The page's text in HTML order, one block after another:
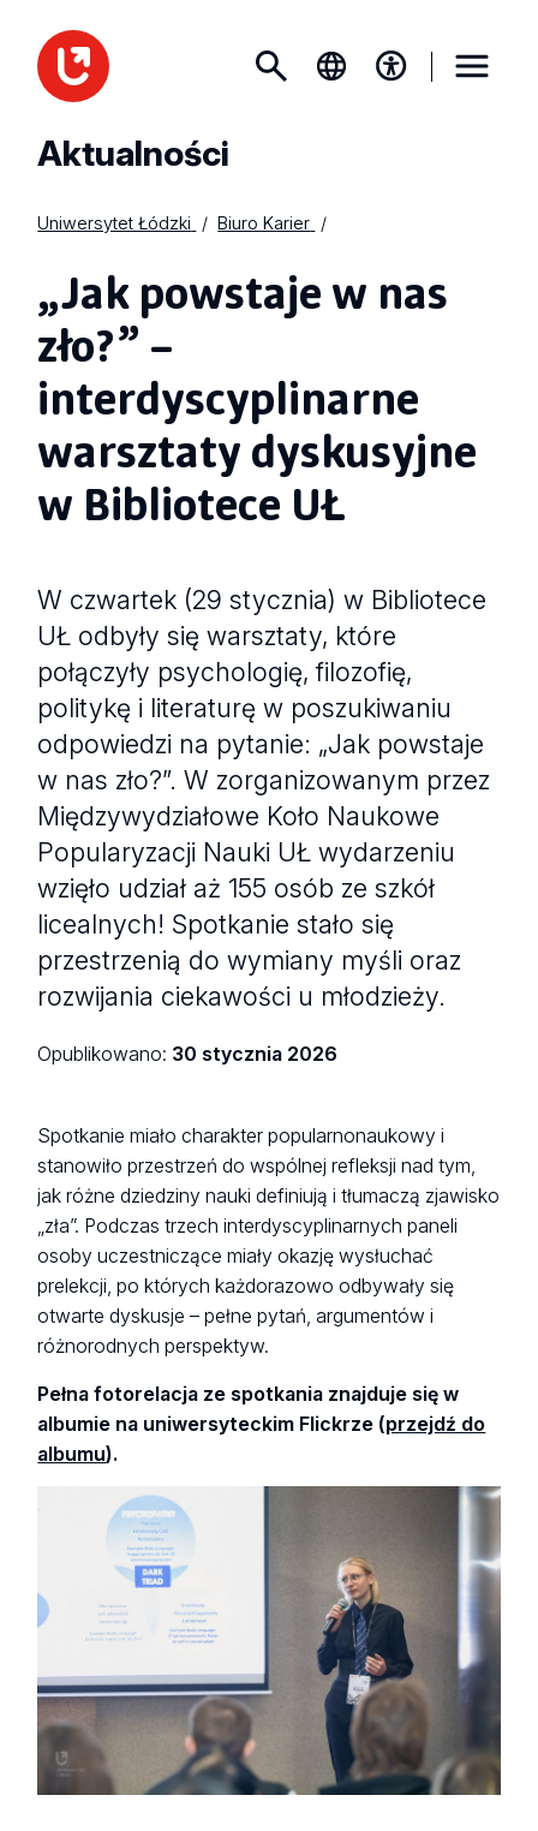
Aktualności
Uniwersytet Łódzki Biuro Karier
„Jak powstaje w nas
zło?” –
interdyscyplinarne
warsztaty dyskusyjne
w Bibliotece UŁ
W czwartek (29 stycznia) w Bibliotece
UŁ odbyły się warsztaty, które
połączyły psychologię, filozofię,
politykę i literaturę w poszukiwaniu
odpowiedzi na pytanie: „Jak powstaje
w nas zło?”. W zorganizowanym przez
Międzywydziałowe Koło Naukowe
Popularyzacji Nauki UŁ wydarzeniu
wzięło udział aż 155 osób ze szkół
licealnych! Spotkanie stało się
przestrzenią do wymiany myśli oraz
rozwijania ciekawości u młodzieży.
Opublikowano: 30 stycznia 2026
Spotkanie miało charakter popularnonaukowy i
stanowiło przestrzeń do wspólnej refleksji nad tym,
jak różne dziedziny nauki definiują i tłumaczą zjawisko
„zła”. Podczas trzech interdyscyplinarnych paneli
osoby uczestniczące miały okazję wysłuchać
prelekcji, po których każdorazowo odbywały się
otwarte dyskusje – pełne pytań, argumentów i
różnorodnych perspektyw.
Pełna fotorelacja ze spotkania znajduje się w
albumie na uniwersyteckim Flickrze (przejdź do
albumu).